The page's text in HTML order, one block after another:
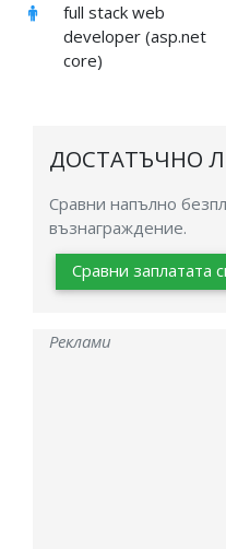
full stack web
developer (asp.net
core)
ДОСТАТЪЧНО
Сравни напълно
възнаграждение.
Сравни заплатата
Реклами